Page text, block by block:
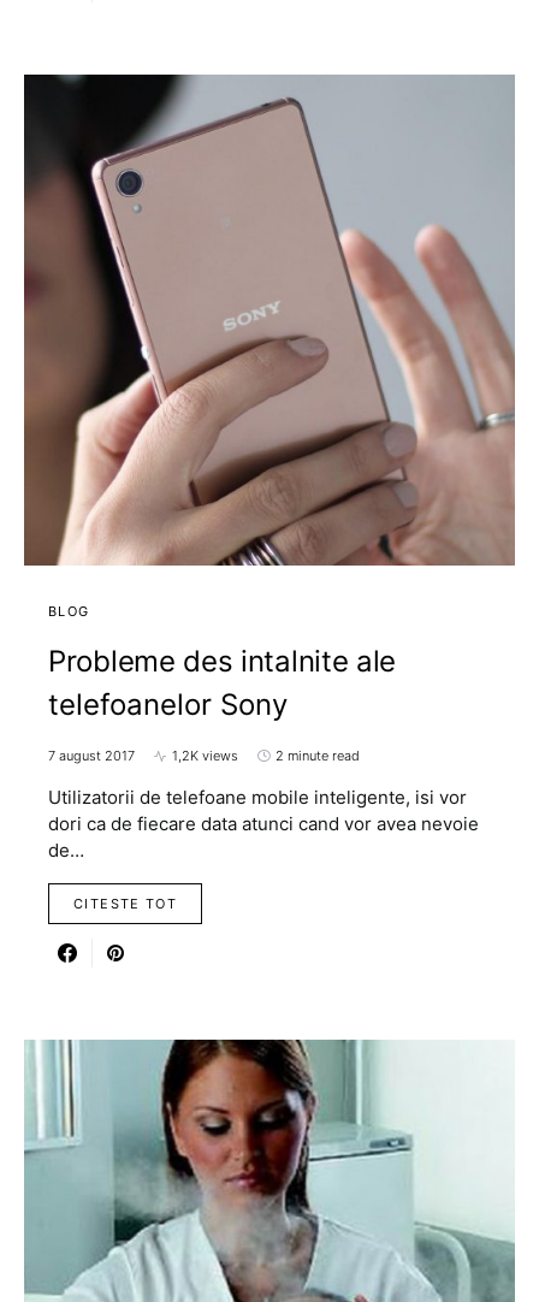
BLOG
Probleme des intalnite ale
telefoanelor Sony
7 august 2017 1,2K views 2 minute read
Utilizatorii de telefoane mobile inteligente, isi vor
dori ca de fiecare data atunci cand vor avea nevoie
de…
CITESTE TOT